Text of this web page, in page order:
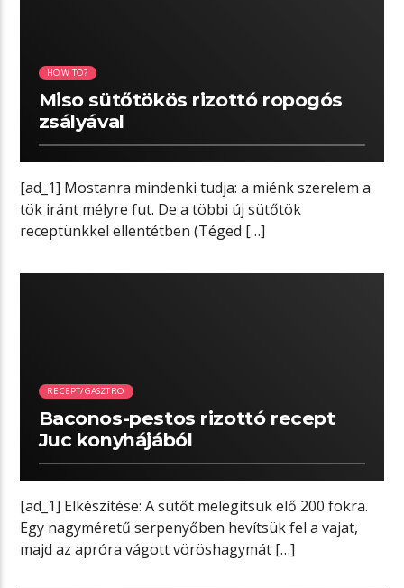
HOW TO?
Miso sütőtökös rizottó ropogós
zsályával
[ad_1] Mostanra mindenki tudja: a miénk szerelem a
tök iránt mélyre fut. De a többi új sütőtök
receptünkkel ellentétben (Téged […]
RECEPT/GASZTRO
Baconos-pestos rizottó recept
Juc konyhájából
[ad_1] Elkészítése: A sütőt melegítsük elő 200 fokra.
Egy nagyméretű serpenyőben hevítsük fel a vajat,
majd az apróra vágott vöröshagymát […]